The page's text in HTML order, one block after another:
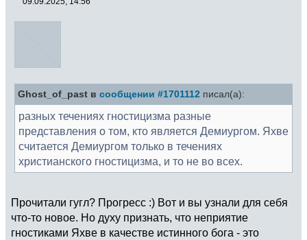
Ghost_of_past в сообщении #1701112 писал(а):
разных течениях гностицизма разные
представления о том, кто является Демиургом. Яхве
считается Демиургом только в течениях
христианского гностицизма, и то не во всех.
Прочитали гугл? Прогресс :) Вот и вы узнали для себя
что-то новое. Но духу признать, что неприятие
гностиками Яхве в качестве истинного бога - это